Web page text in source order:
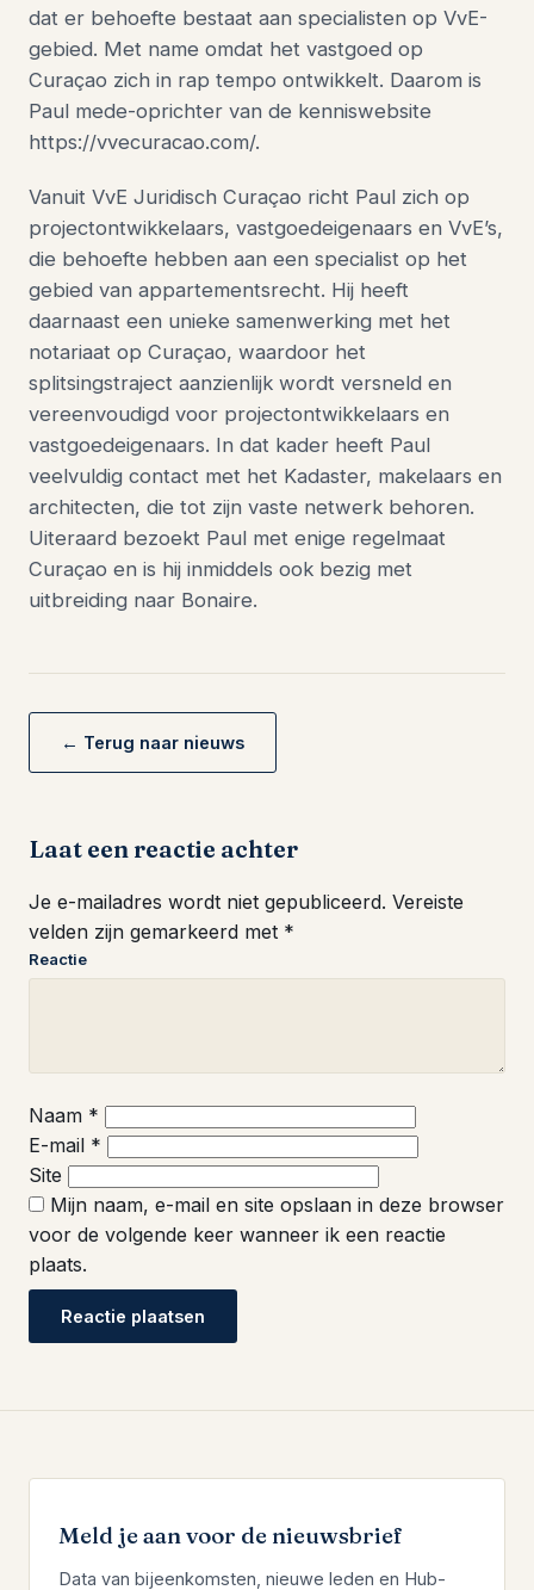
dat er behoefte bestaat aan specialisten op VvE-
gebied. Met name omdat het vastgoed op
Curaçao zich in rap tempo ontwikkelt. Daarom is
Paul mede-oprichter van de kenniswebsite
https://vvecuracao.com/.
Vanuit VvE Juridisch Curaçao richt Paul zich op
projectontwikkelaars, vastgoedeigenaars en VvE’s,
die behoefte hebben aan een specialist op het
gebied van appartementsrecht. Hij heeft
daarnaast een unieke samenwerking met het
notariaat op Curaçao, waardoor het
splitsingstraject aanzienlijk wordt versneld en
vereenvoudigd voor projectontwikkelaars en
vastgoedeigenaars. In dat kader heeft Paul
veelvuldig contact met het Kadaster, makelaars en
architecten, die tot zijn vaste netwerk behoren.
Uiteraard bezoekt Paul met enige regelmaat
Curaçao en is hij inmiddels ook bezig met
uitbreiding naar Bonaire.
← Terug naar nieuws
Laat een reactie achter
Je e-mailadres wordt niet gepubliceerd. Vereiste
velden zijn gemarkeerd met *
Reactie
Naam *
E-mail *
Site
Mijn naam, e-mail en site opslaan in deze browser
voor de volgende keer wanneer ik een reactie
plaats.
Meld je aan voor de nieuwsbrief
Data van bijeenkomsten, nieuwe leden en Hub-